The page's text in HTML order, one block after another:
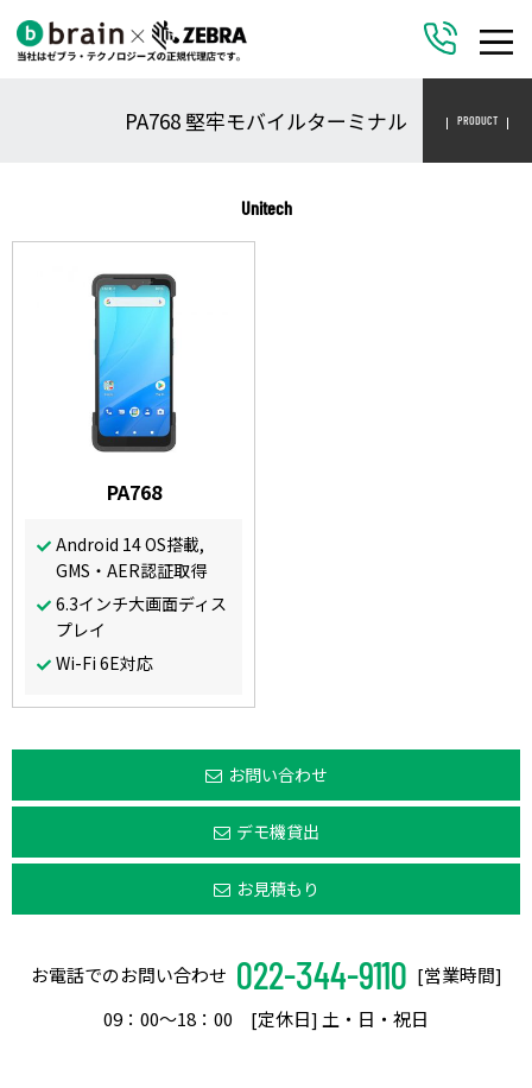
PA768 堅牢モバイルターミナル PRODUCT
Unitech
PA768
Android 14 OS搭載,
GMS・AER認証取得
6.3インチ大画面ディス
プレイ
Wi-Fi 6E対応
お問い合わせ
デモ機貸出
お見積もり
お電話でのお問い合わせ 022-344-9110 [営業時間]
09：00〜18：00 [定休日] 土・日・祝日